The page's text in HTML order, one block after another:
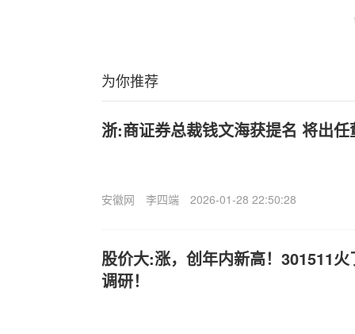
为你推荐
浙:商证券总裁钱文海获提名 将出任
安徽网 李四端 2026-01-28 22:50:28
股价大:涨，创年内新高！301511
调研！